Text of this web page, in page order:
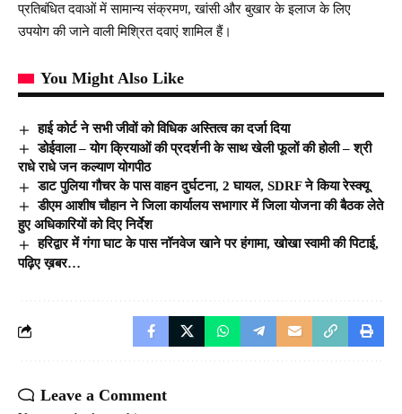
प्रतिबंधित दवाओं में सामान्य संक्रमण, खांसी और बुखार के इलाज के लिए
उपयोग की जाने वाली मिश्रित दवाएं शामिल हैं।
You Might Also Like
हाई कोर्ट ने सभी जीवों को विधिक अस्तित्व का दर्जा दिया
डोईवाला – योग क्रियाओं की प्रदर्शनी के साथ खेली फूलों की होली – श्री
राधे राधे जन कल्याण योगपीठ
डाट पुलिया गौचर के पास वाहन दुर्घटना, 2 घायल, SDRF ने किया रेस्क्यू
डीएम आशीष चौहान ने जिला कार्यालय सभागार में जिला योजना की बैठक लेते
हुए अधिकारियों को दिए निर्देश
हरिद्वार में गंगा घाट के पास नॉनवेज खाने पर हंगामा, खोखा स्वामी की पिटाई,
पढ़िए ख़बर…
Leave a Comment